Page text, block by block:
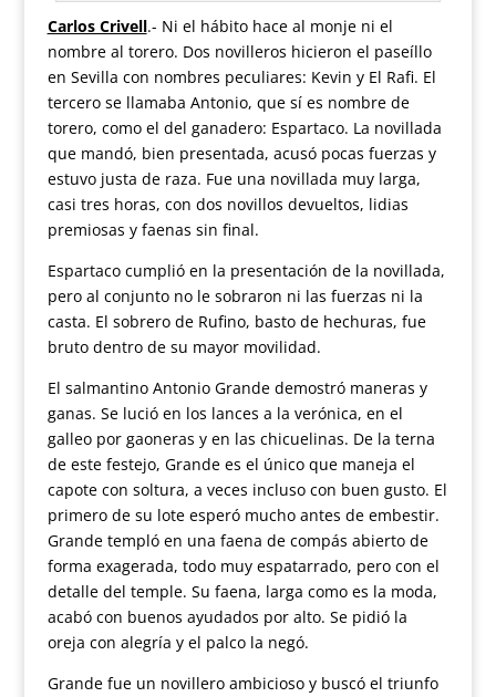
Carlos Crivell.- Ni el hábito hace al monje ni el
nombre al torero. Dos novilleros hicieron el paseíllo
en Sevilla con nombres peculiares: Kevin y El Rafi. El
tercero se llamaba Antonio, que sí es nombre de
torero, como el del ganadero: Espartaco. La novillada
que mandó, bien presentada, acusó pocas fuerzas y
estuvo justa de raza. Fue una novillada muy larga,
casi tres horas, con dos novillos devueltos, lidias
premiosas y faenas sin final.
Espartaco cumplió en la presentación de la novillada,
pero al conjunto no le sobraron ni las fuerzas ni la
casta. El sobrero de Rufino, basto de hechuras, fue
bruto dentro de su mayor movilidad.
El salmantino Antonio Grande demostró maneras y
ganas. Se lució en los lances a la verónica, en el
galleo por gaoneras y en las chicuelinas. De la terna
de este festejo, Grande es el único que maneja el
capote con soltura, a veces incluso con buen gusto. El
primero de su lote esperó mucho antes de embestir.
Grande templó en una faena de compás abierto de
forma exagerada, todo muy espatarrado, pero con el
detalle del temple. Su faena, larga como es la moda,
acabó con buenos ayudados por alto. Se pidió la
oreja con alegría y el palco la negó.
Grande fue un novillero ambicioso y buscó el triunfo